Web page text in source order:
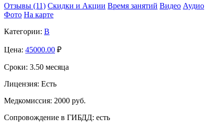
Отзывы (11) Скидки и Акции Время занятий Видео Аудио
Фото На карте
Категории: B
Цена: 45000.00 ₽
Сроки: 3.50 месяца
Лицензия: Есть
Медкомиссия: 2000 руб.
Сопровождение в ГИБДД: есть